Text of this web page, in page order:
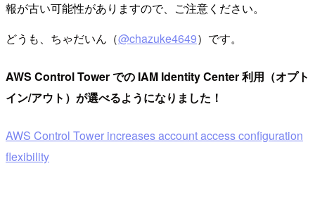
報が古い可能性がありますので、ご注意ください。
どうも、ちゃだいん（@chazuke4649）です。
AWS Control Tower での IAM Identity Center 利用（オプト
イン/アウト）が選べるようになりました！
AWS Control Tower increases account access configuration
flexibility